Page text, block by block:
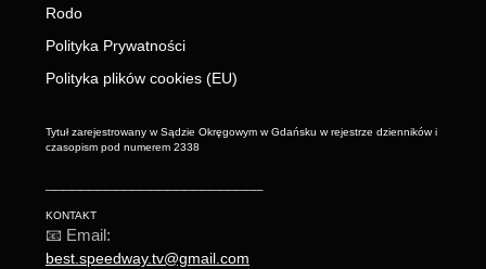
Rodo
Polityka Prywatności
Polityka plików cookies (EU)
Tytuł zarejestrowany w Sądzie Okręgowym w Gdańsku w rejestrze dzienników i
czasopism pod numerem 2338
KONTAKT
📧 Email:
best.speedway.tv@gmail.com